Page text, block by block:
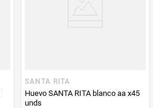
SANTA RITA
Huevo SANTA RITA blanco aa x45
unds